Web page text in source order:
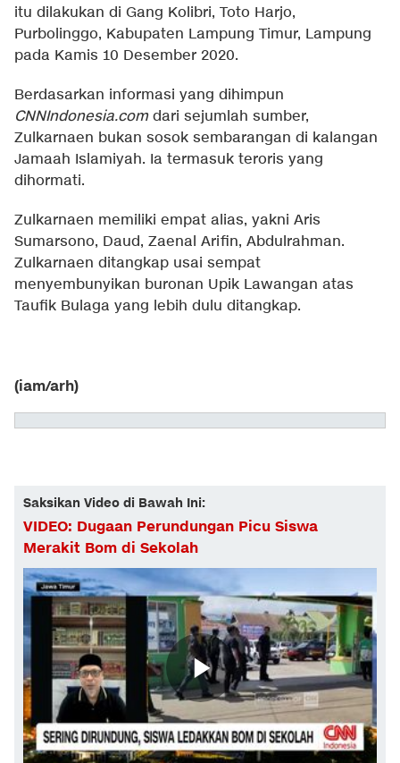
itu dilakukan di Gang Kolibri, Toto Harjo,
Purbolinggo, Kabupaten Lampung Timur, Lampung
pada Kamis 10 Desember 2020.
Berdasarkan informasi yang dihimpun
CNNIndonesia.comdari sejumlah sumber,
Zulkarnaen bukan sosok sembarangan di kalangan
Jamaah Islamiyah. Ia termasuk teroris yang
dihormati.
Zulkarnaen memiliki empat alias, yakni Aris
Sumarsono, Daud, Zaenal Arifin, Abdulrahman.
Zulkarnaen ditangkap usai sempat
menyembunyikan buronan Upik Lawangan atas
Taufik Bulaga yang lebih dulu ditangkap.
(iam/arh)
Saksikan Video di Bawah Ini:
VIDEO: Dugaan Perundungan Picu Siswa
Merakit Bom di Sekolah